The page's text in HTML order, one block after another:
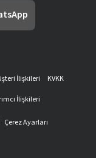
İlişkileri
KVKK
İlişkileri
Çerez Ayarları